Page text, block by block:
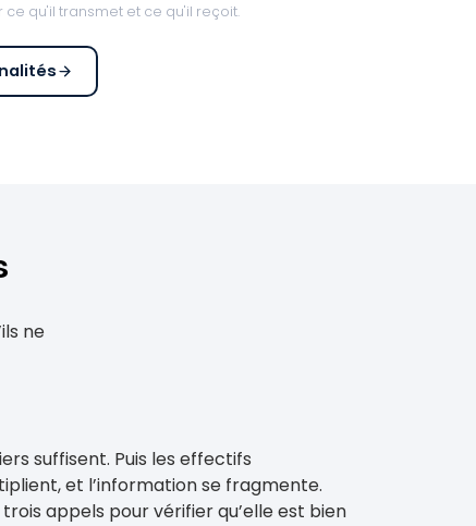
qu'il transmet et ce qu'il reçoit.
ne
suffisent. Puis les effectifs
et l’information se fragmente.
appels pour vérifier qu’elle est bien